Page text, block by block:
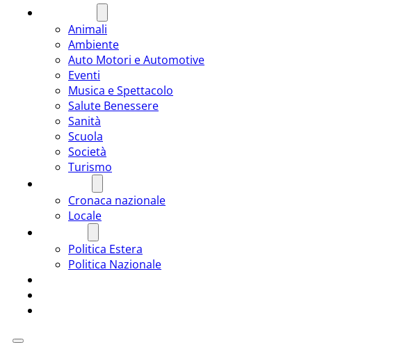
Animali
Ambiente
Auto Motori e Automotive
Eventi
Musica e Spettacolo
Salute Benessere
Sanità
Scuola
Società
Turismo
Cronaca nazionale
Locale
Politica Estera
Politica Nazionale